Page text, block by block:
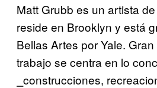
Matt Grubb es un artista
reside en Brooklyn y está
Bellas Artes por Yale.
trabajo se centra en lo
⎯construcciones,